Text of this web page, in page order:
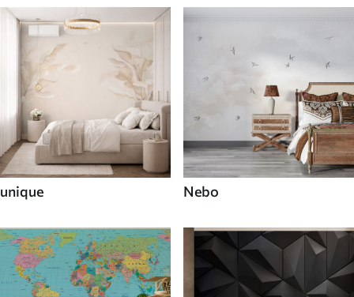
unique Nebo